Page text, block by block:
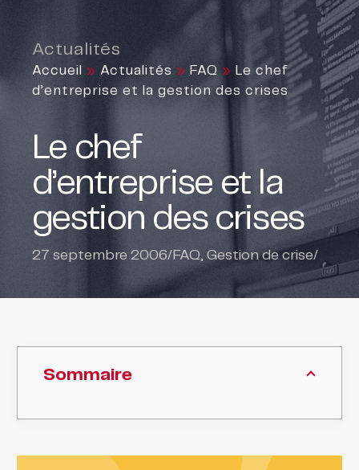
Actualités
Accueil » Actualités » FAQ » Le chef
d’entreprise et la gestion des crises
Le chef
d’entreprise et la
gestion des crises
27 septembre 2006/FAQ, Gestion de crise/
Sommaire